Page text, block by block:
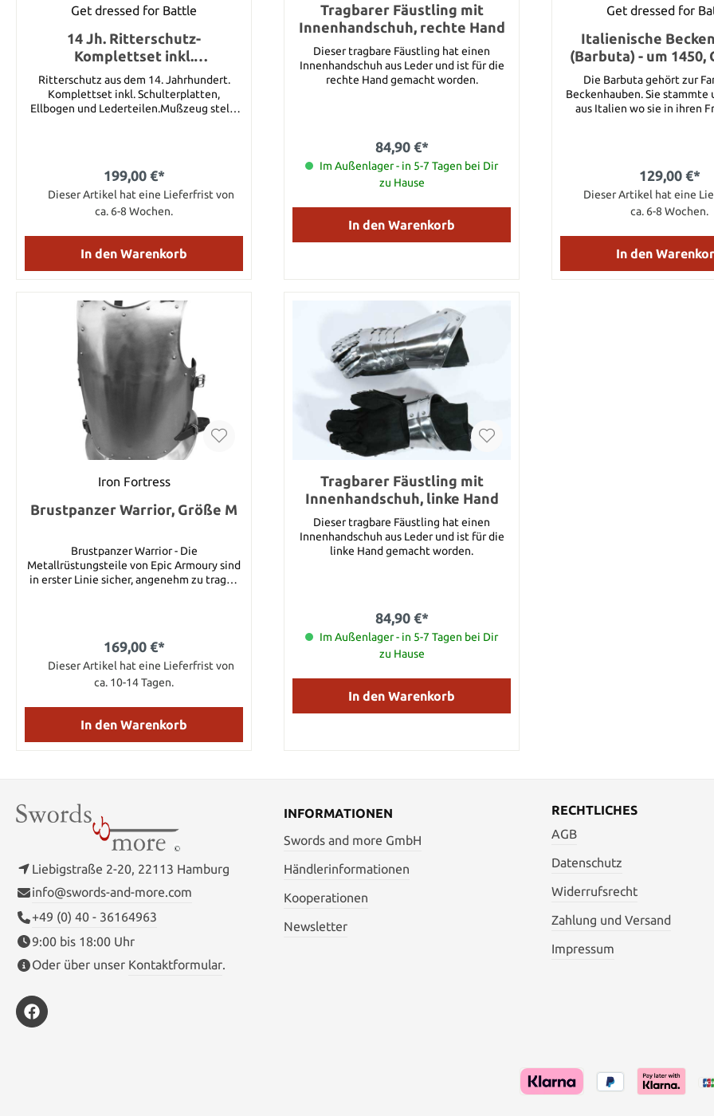
Get dressed for Battle
14 Jh. Ritterschutz-
Komplettset inkl.
Schulterplatten, Ellbogen
Ritterschutz aus dem 14. Jahrhundert.
Komplettset inkl. Schulterplatten,
Ellbogen und Lederteilen.Mußzeug stellt
Plattenrüstungen des Spätmittelalters. Das
Mußzeug von Get Dressed for Battle wurde
in der Zeit von 1320 – 1370 getragen.Es
Unterarmzeug. Die Metallteile des
Mußzeug sind aus 1,6mm Stahl gefertigt.
199,00 €*
Dieser Artikel hat eine Lieferfrist von
ca. 6-8 Wochen.
In den Warenkorb
Tragbarer Fäustling mit
Innenhandschuh, rechte Hand
Dieser tragbare Fäustling hat einen
Innenhandschuh aus Leder und ist für die
rechte Hand gemacht worden.
84,90 €*
Im Außenlager - in 5-7 Tagen bei Dir
zu Hause
In den Warenkorb
Get dressed for
Italienische
(Barbuta) - um 1450,
Die Barbuta gehört zur
Beckenhauben. Sie stammte
aus Italien wo sie in ihren
besonders tief gezogenes
zulaufendes Naseneisen
Mittelalter Helm wurde
poliert. Größe Umfang inkl.
cm L 63 cm XL 65
129,00 €*
Dieser Artikel hat eine
ca. 6-8 Wochen.
In den
Iron Fortress
Brustpanzer Warrior, Größe M
Brustpanzer Warrior - Die
Metallrüstungsteile von Epic Armoury sind
in erster Linie sicher, angenehm zu tragen
personalisieren. Dieser Brustpanzer
besteht aus 1,4 mm starkem Stahl und
wurde mit einer Innenverkleidung aus
Lederriemen lässt sich diese mit
glänzenden Nieten verzierte Rüstung
Riemen: 105 cm (M) Taille: 60 cm (M) Arm:
169,00 €*
Dieser Artikel hat eine Lieferfrist von
ca. 10-14 Tagen.
In den Warenkorb
Tragbarer Fäustling mit
Innenhandschuh, linke Hand
Dieser tragbare Fäustling hat einen
Innenhandschuh aus Leder und ist für die
linke Hand gemacht worden.
84,90 €*
Im Außenlager - in 5-7 Tagen bei Dir
zu Hause
In den Warenkorb
Liebigstraße 2-20, 22113 Hamburg
info@swords-and-more.com
+49 (0) 40 - 36164963
9:00 bis 18:00 Uhr
Oder über unser Kontaktformular.
INFORMATIONEN
Swords and more GmbH
Händlerinformationen
Kooperationen
Newsletter
RECHTLICHES
AGB
Datenschutz
Widerrufsrecht
Zahlung und Versand
Impressum